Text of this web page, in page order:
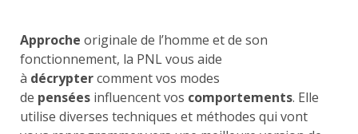
Approche originale de l’homme et de son
fonctionnement, la PNL vous aide
à décryptercomment vos modes
de pensées influencent vos comportements. Elle
utilise diverses techniques et méthodes qui vont